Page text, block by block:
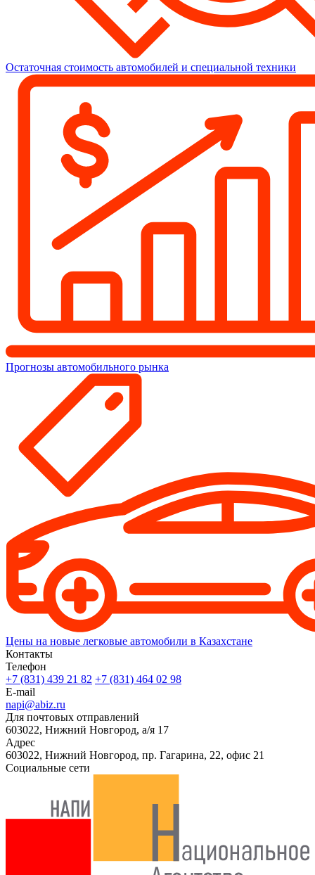
Остаточная стоимость автомобилей и специальной техники
Прогнозы автомобильного рынка
Цены на новые легковые автомобили в Казахстане
Контакты
Телефон
+7 (831) 439 21 82 +7 (831) 464 02 98
E-mail
napi@abiz.ru
Для почтовых отправлений
603022, Нижний Новгород, а/я 17
Адрес
603022, Нижний Новгород, пр. Гагарина, 22, офис 21
Социальные сети